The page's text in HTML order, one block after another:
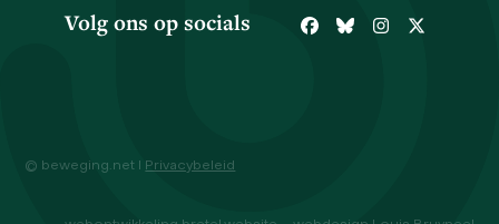
Volg ons op socials Facebook
BlueskyInstagram
Twitter
© beweging.net I Privacybeleid